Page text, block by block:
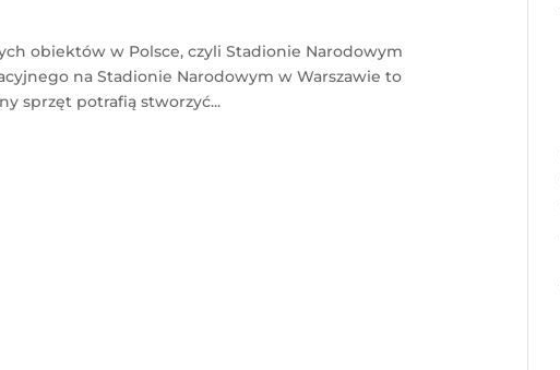
obiektów w Polsce, czyli Stadionie Narodowym
na Stadionie Narodowym w Warszawie to
sprzęt potrafią stworzyć...